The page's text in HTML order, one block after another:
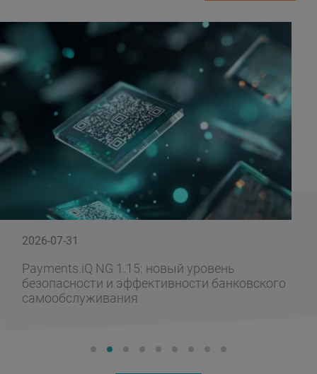
2026-07-31
Payments.iQ NG 1.15: новый уровень
безопасности и эффективности банковского
самообслуживания